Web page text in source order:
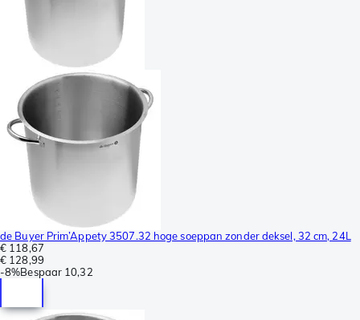
de Buyer Prim’Appety 3507.32 hoge soeppan zonder deksel, 32 cm, 24L
€ 118,67
€ 128,99
-8%Bespaar 10,32